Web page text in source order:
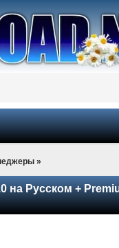
»
на Русском +